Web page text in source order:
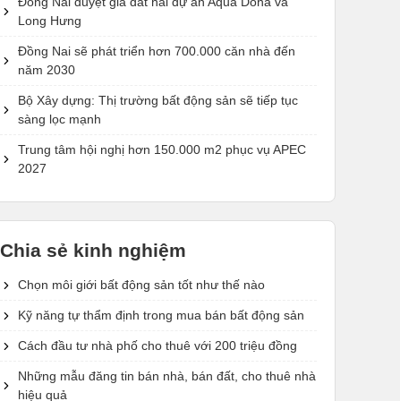
Long Hưng
Đồng Nai sẽ phát triển hơn 700.000 căn nhà đến
năm 2030
Bộ Xây dựng: Thị trường bất động sản sẽ tiếp tục
sàng lọc mạnh
Trung tâm hội nghị hơn 150.000 m2 phục vụ APEC
2027
Chia sẻ kinh nghiệm
Chọn môi giới bất động sản tốt như thế nào
Kỹ năng tự thẩm định trong mua bán bất động sản
Cách đầu tư nhà phố cho thuê với 200 triệu đồng
Những mẫu đăng tin bán nhà, bán đất, cho thuê nhà
hiệu quả